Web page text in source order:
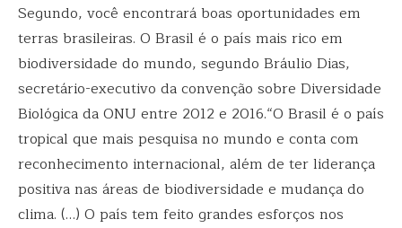
Segundo, você encontrará boas oportunidades em
terras brasileiras. O Brasil é o país mais rico em
biodiversidade do mundo, segundo Bráulio Dias,
secretário-executivo da convenção sobre Diversidade
Biológica da ONU entre 2012 e 2016.“O Brasil é o país
tropical que mais pesquisa no mundo e conta com
reconhecimento internacional, além de ter liderança
positiva nas áreas de biodiversidade e mudança do
clima. (…) O país tem feito grandes esforços nos